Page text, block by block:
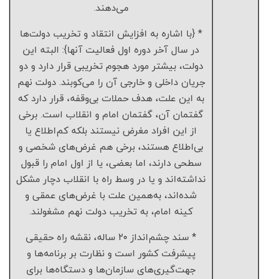
می‌دهند.
* {با اشاره به افزایش انتقاد و تخریب دولت‌ها
در سال آخر دوره اول فعالیت آنها}: البته این
دولت، بیشتر مورد هجوم تخریبی قرار دارد و دو
جریان داخلی و خارجی آن را می‌کوبند. دولت نهم
به این علت، هدف حملات بی‌وقفه، قرار دارد که
گفتمان آن، گفتمان امام و انقلاب است. برخی
از این افراد مغرض نیستند بلکه کم‌اطلاع یا
بی‌اطلاع هستند، برخی هم غرض‌های شخصی و
سطحی دارند، اما بعضی، یا از اول امام را قبول
نداشته‌اند و یا در وسط راه با انقلاب دچار مشکل
شده‌اند، به‌همین علت با غرض‌های عمقی و
کینه امام، به تخریب دولت نهم مشغولند.
* سند چشم‌انداز ۲۰ ساله، نقشه راه حقیقی
پیشرفت کشور است و نظارت بر برنامه‌ها و
جهت‌گیری‌های سازمان‌ها و دستگاه‌ها برای